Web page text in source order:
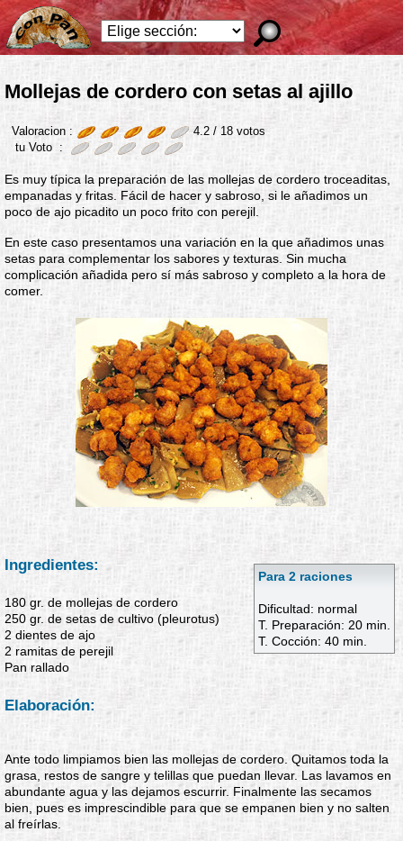
Mollejas de cordero con setas al ajillo
Valoracion : 4.2 / 18 votos
tu Voto :
Es muy típica la preparación de las mollejas de cordero troceaditas,
empanadas y fritas. Fácil de hacer y sabroso, si le añadimos un
poco de ajo picadito un poco frito con perejil.
En este caso presentamos una variación en la que añadimos unas
setas para complementar los sabores y texturas. Sin mucha
complicación añadida pero sí más sabroso y completo a la hora de
comer.
Para 2 raciones
Dificultad: normal
T. Preparación: 20 min.
T. Cocción: 40 min.
Ingredientes:
180 gr. de mollejas de cordero
250 gr. de setas de cultivo (pleurotus)
2 dientes de ajo
2 ramitas de perejil
Pan rallado
Elaboración:
Ante todo limpiamos bien las mollejas de cordero. Quitamos toda la
grasa, restos de sangre y telillas que puedan llevar. Las lavamos en
abundante agua y las dejamos escurrir. Finalmente las secamos
bien, pues es imprescindible para que se empanen bien y no salten
al freírlas.